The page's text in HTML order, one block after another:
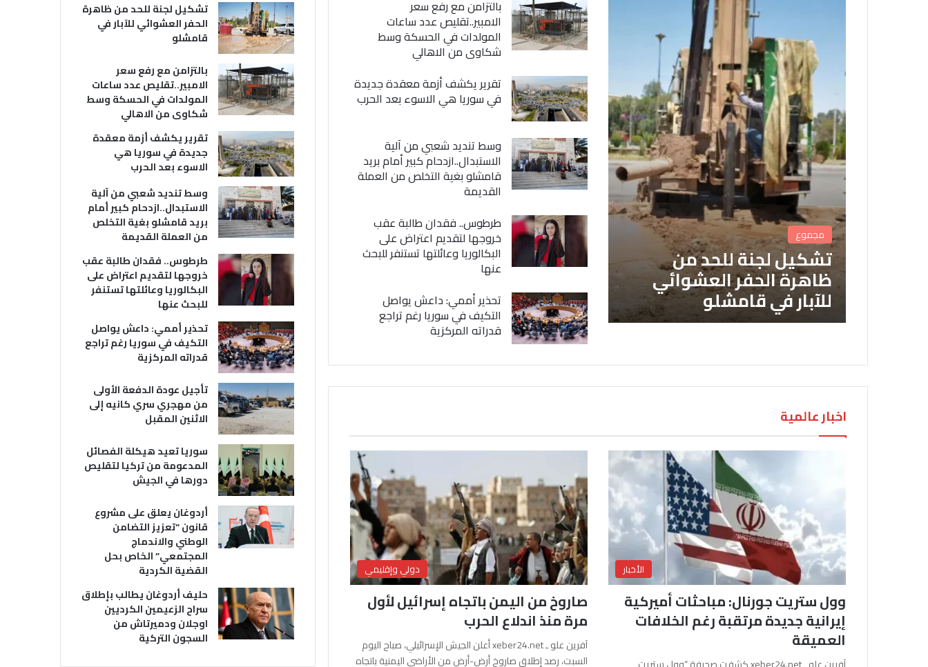
مجموع
تشكيل لجنة للحد من
ظاهرة الحفر العشوائي
للآبار في قامشلو
بالتزامن مع رفع سعر
الامبير..تقليص عدد ساعات
المولدات في الحسكة وسط
شكاوى من الاهالي
تقرير يكشف أزمة معقدة جديدة
في سوريا هي الاسوء بعد الحرب
وسط تنديد شعبي من آلية
الاستبدال..ازدحام كبير أمام بريد
قامشلو بغية التخلص من العملة
القديمة
طرطوس.. فقدان طالبة عقب
خروجها لتقديم اعتراض على
البكالوريا وعائلتها تستنفر للبحث
عنها
تحذير أممي: داعش يواصل
التكيف في سوريا رغم تراجع
قدراته المركزية
اخبار عالمية
الأخبار
وول ستريت جورنال: مباحثات أميركية
إيرانية جديدة مرتقبة رغم الخلافات
العميقة
دولي وإقليمي
صاروخ من اليمن باتجاه إسرائيل لأول
مرة منذ اندلاع الحرب
آفرين علو ـ xeber24.net أعلن الجيش الإسرائيلي، صباح اليوم
السبت، رصد إطلاق صاروخ أرض-أرض من الأراضي اليمنية باتجاه
تشكيل لجنة للحد من ظاهرة
الحفر العشوائي للآبار في
قامشلو
بالتزامن مع رفع سعر
الامبير..تقليص عدد ساعات
المولدات في الحسكة وسط
شكاوى من الاهالي
تقرير يكشف أزمة معقدة
جديدة في سوريا هي
الاسوء بعد الحرب
وسط تنديد شعبي من آلية
الاستبدال..ازدحام كبير أمام
بريد قامشلو بغية التخلص
من العملة القديمة
طرطوس.. فقدان طالبة عقب
خروجها لتقديم اعتراض على
البكالوريا وعائلتها تستنفر
للبحث عنها
تحذير أممي: داعش يواصل
التكيف في سوريا رغم تراجع
قدراته المركزية
تأجيل عودة الدفعة الأولى
من مهجري سري كانيه إلى
الاثنين المقبل
سوريا تعيد هيكلة الفصائل
المدعومة من تركيا لتقليص
دورها في الجيش
أردوغان يعلق على مشروع
قانون “تعزيز التضامن
الوطني والاندماج
المجتمعي” الخاص بحل
القضية الكردية
حليف أردوغان يطالب بإطلاق
سراح الزعيمين الكرديين
اوجلان ودميرتاش من
السجون التركية